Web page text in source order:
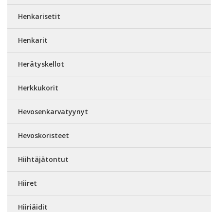
Henkarisetit
Henkarit
Herätyskellot
Herkkukorit
Hevosenkarvatyynyt
Hevoskoristeet
Hiihtäjätontut
Hiiret
Hiiriäidit